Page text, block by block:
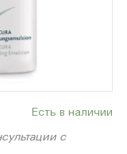
Есть в наличии
с